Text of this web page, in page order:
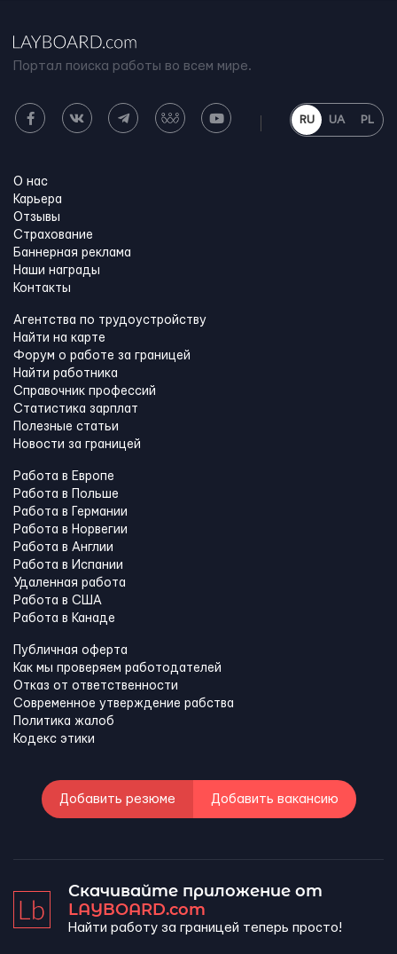
Портал поиска работы во всем мире.
RU UA PL
О нас
Карьера
Отзывы
Страхование
Баннерная реклама
Наши награды
Контакты
Агентства по трудоустройству
Найти на карте
Форум о работе за границей
Найти работника
Справочник профессий
Статистика зарплат
Полезные статьи
Новости за границей
Работа в Европе
Работа в Польше
Работа в Германии
Работа в Норвегии
Работа в Англии
Работа в Испании
Удаленная работа
Работа в США
Работа в Канадe
Публичная оферта
Как мы проверяем работодателей
Отказ от ответственности
Современное утверждение рабства
Политика жалоб
Кодекс этики
Добавить резюме Добавить вакансию
Скачивайте приложение от
LAYBOARD.com
Найти работу за границей теперь просто!